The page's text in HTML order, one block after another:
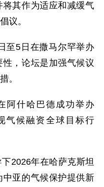
其作为适应和减缓气
议。
至5日在撒马尔罕举办
，论坛是加强气候议
。
阿什哈巴德成功举办
气候融资全球目标行
2026年在哈萨克斯坦
亚的气候保护提供新